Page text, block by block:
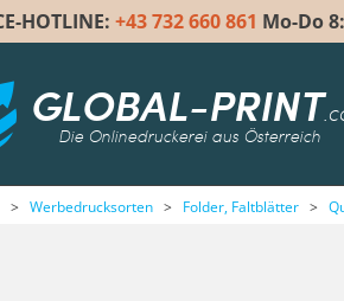
HOTLINE: +43 732 660 861 Mo-Do
GLOBAL-PRINT
Die Onlinedruckerei aus Österreich
> Werbedrucksorten > Folder, Faltblätter >